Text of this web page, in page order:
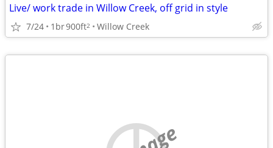
Live/ work trade in Willow Creek, off grid in style
7/24 1br900ft2 Willow Creek